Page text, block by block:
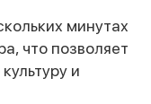
минутах
что позволяет
и